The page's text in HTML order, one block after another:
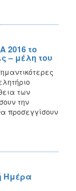
2016 το
– μέλη του
των
την
προσεγγίσουν
Ημέρα